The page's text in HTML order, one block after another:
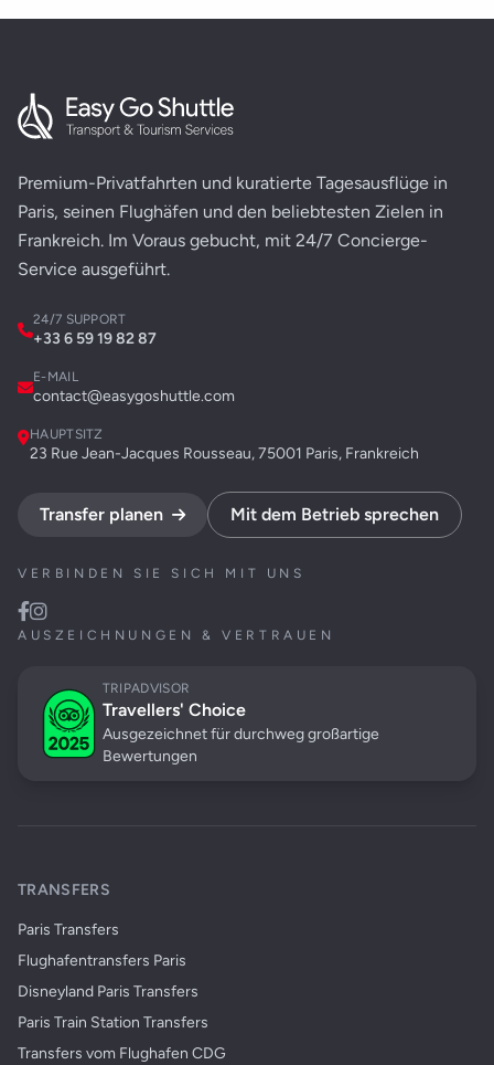
Premium-Privatfahrten und kuratierte Tagesausflüge in
Paris, seinen Flughäfen und den beliebtesten Zielen in
Frankreich. Im Voraus gebucht, mit 24/7 Concierge-
Service ausgeführt.
24/7 SUPPORT
+33 6 59 19 82 87
E-MAIL
contact@easygoshuttle.com
HAUPTSITZ
23 Rue Jean-Jacques Rousseau, 75001 Paris, Frankreich
Transfer planen Mit dem Betrieb sprechen
VERBINDEN SIE SICH MIT UNS
AUSZEICHNUNGEN & VERTRAUEN
TRIPADVISOR
Travellers' Choice
Ausgezeichnet für durchweg großartige
Bewertungen
TRANSFERS
Paris Transfers
Flughafentransfers Paris
Disneyland Paris Transfers
Paris Train Station Transfers
Transfers vom Flughafen CDG